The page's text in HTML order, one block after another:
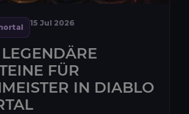
15 Jul 2026
FÜR
IN DIABLO